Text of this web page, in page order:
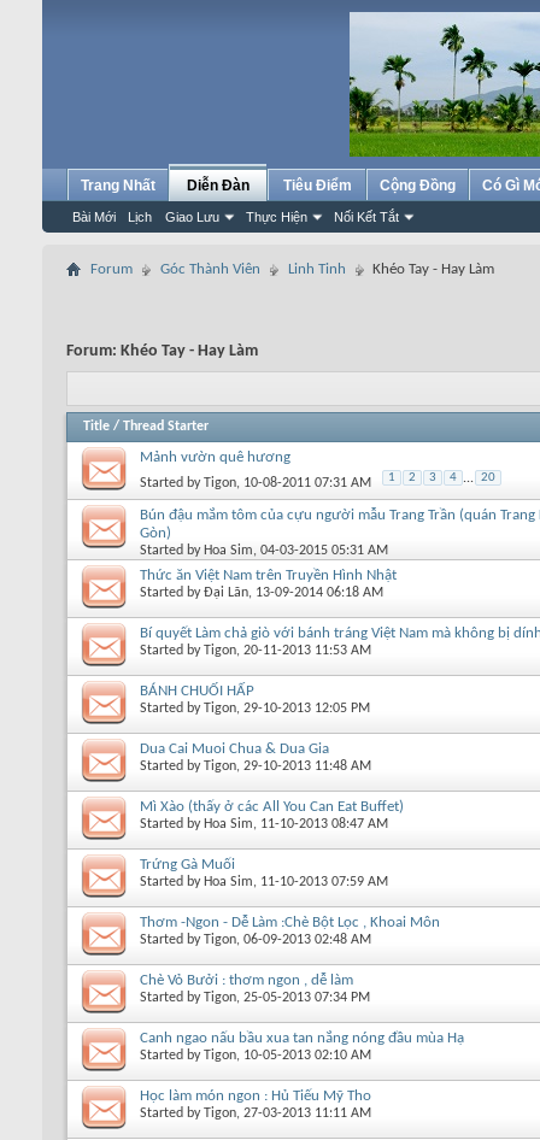
Trang Nhất Diễn Đàn
Bài Mới Lịch Giao Lưu Thực Hiện Nối Kết Tắt
Tiêu Điểm Cộng Đồng Có Gì
Forum Góc Thành Viên Linh Tinh Khéo Tay - Hay Làm
Forum: Khéo Tay - Hay Làm
Title / Thread Starter
Mảnh vườn quê hương
Started byTigon, 10-08-2011 07:31 AM 1 2 3 4 ... 20
Bún đậu mắm tôm của cựu người mẫu Trang Trần (quán Trang
Gòn)
Started by Hoa Sim, 04-03-2015 05:31 AM
Thức ăn Việt Nam trên Truyền Hình Nhật
Started byĐại Lãn, 13-09-2014 06:18 AM
Bí quyết Làm chả giò với bánh tráng Việt Nam mà không bị
Started byTigon, 20-11-2013 11:53 AM
BÁNH CHUỐI HẤP
Started byTigon, 29-10-2013 12:05 PM
Dua Cai Muoi Chua & Dua Gia
Started byTigon, 29-10-2013 11:48 AM
Mì Xào (thấy ở các All You Can Eat Buffet)
Started by Hoa Sim, 11-10-2013 08:47 AM
Trứng Gà Muối
Started by Hoa Sim, 11-10-2013 07:59 AM
Thơm -Ngon - Dễ Làm :Chè Bột Lọc , Khoai Môn
Started byTigon, 06-09-2013 02:48 AM
Chè Vỏ Bưởi : thơm ngon , dễ làm
Started byTigon, 25-05-2013 07:34 PM
Canh ngao nấu bầu xua tan nắng nóng đầu mùa Hạ
Started byTigon, 10-05-2013 02:10 AM
Học làm món ngon : Hủ Tiếu Mỹ Tho
Started byTigon, 27-03-2013 11:11 AM